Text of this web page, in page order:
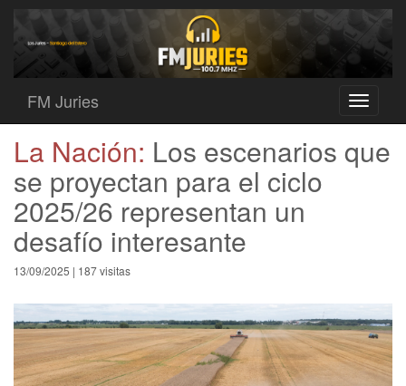
Toggle
FM Juries
La Nación: Los escenarios que
se proyectan para el ciclo
2025/26 representan un
desafío interesante
13/09/2025 | 187 visitas